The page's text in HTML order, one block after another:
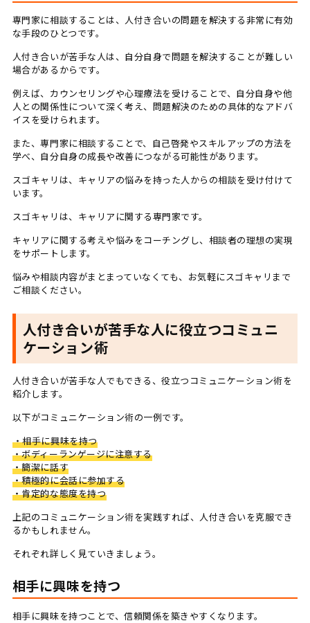
専門家に相談することは、人付き合いの問題を解決する非常に有効
な手段のひとつです。
人付き合いが苦手な人は、自分自身で問題を解決することが難しい
場合があるからです。
例えば、カウンセリングや心理療法を受けることで、自分自身や他
人との関係性について深く考え、問題解決のための具体的なアドバ
イスを受けられます。
また、専門家に相談することで、自己啓発やスキルアップの方法を
学べ、自分自身の成長や改善につながる可能性があります。
スゴキャリは、キャリアの悩みを持った人からの相談を受け付けて
います。
スゴキャリは、キャリアに関する専門家です。
キャリアに関する考えや悩みをコーチングし、相談者の理想の実現
をサポートします。
悩みや相談内容がまとまっていなくても、お気軽にスゴキャリまで
ご相談ください。
人付き合いが苦手な人に役立つコミュニ
ケーション術
人付き合いが苦手な人でもできる、役立つコミュニケーション術を
紹介します。
以下がコミュニケーション術の一例です。
・相手に興味を持つ
・ボディーランゲージに注意する
・簡潔に話す
・積極的に会話に参加する
・肯定的な態度を持つ
上記のコミュニケーション術を実践すれば、人付き合いを克服でき
るかもしれません。
それぞれ詳しく見ていきましょう。
相手に興味を持つ
相手に興味を持つことで、信頼関係を築きやすくなります。